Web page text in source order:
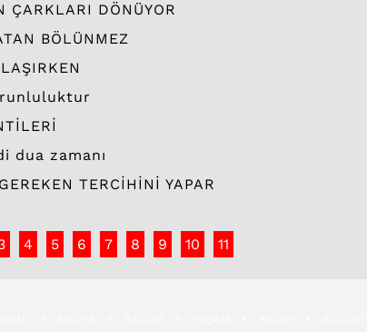
ÇARKLARI DÖNÜYOR
BÖLÜNMEZ
dua zamanı
TERCİHİNİ YAPAR
4 5 6 7 8 9 10 11